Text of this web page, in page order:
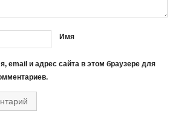
Имя
email и адрес сайта в этом браузере для